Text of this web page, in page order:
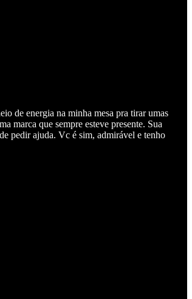
de energia na minha mesa pra tirar umas
marca que sempre esteve presente. Sua
pedir ajuda. Vc é sim, admirável e tenho